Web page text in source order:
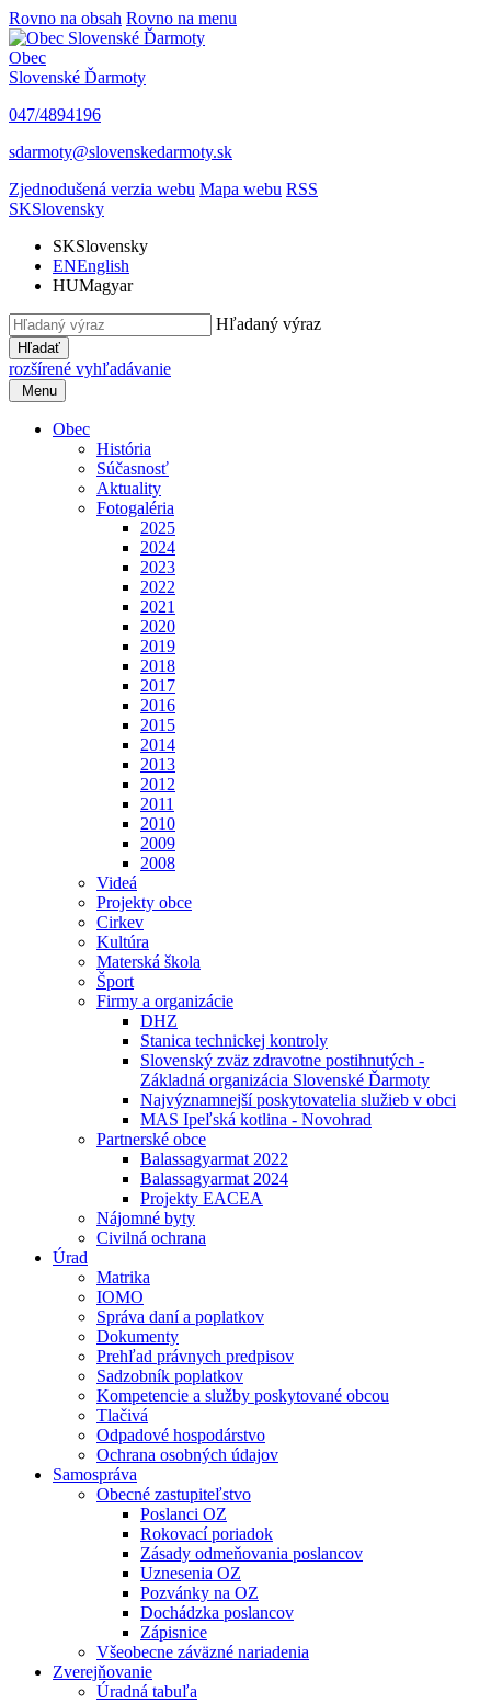
Rovno na obsah Rovno na menu
Obec
Slovenské Ďarmoty
047/4894196
sdarmoty@slovenskedarmoty.sk
Zjednodušená verzia webu Mapa webu RSS
SKSlovensky
SKSlovensky
ENEnglish
HUMagyar
Hľadaný výraz
Hľadať
rozšírené vyhľadávanie
Menu
Obec
História
Súčasnosť
Aktuality
Fotogaléria
2025
2024
2023
2022
2021
2020
2019
2018
2017
2016
2015
2014
2013
2012
2011
2010
2009
2008
Videá
Projekty obce
Cirkev
Kultúra
Materská škola
Šport
Firmy a organizácie
DHZ
Stanica technickej kontroly
Slovenský zväz zdravotne postihnutých -
Základná organizácia Slovenské Ďarmoty
Najvýznamnejší poskytovatelia služieb v obci
MAS Ipeľská kotlina - Novohrad
Partnerské obce
Balassagyarmat 2022
Balassagyarmat 2024
Projekty EACEA
Nájomné byty
Civilná ochrana
Úrad
Matrika
IOMO
Správa daní a poplatkov
Dokumenty
Prehľad právnych predpisov
Sadzobník poplatkov
Kompetencie a služby poskytované obcou
Tlačivá
Odpadové hospodárstvo
Ochrana osobných údajov
Samospráva
Obecné zastupiteľstvo
Poslanci OZ
Rokovací poriadok
Zásady odmeňovania poslancov
Uznesenia OZ
Pozvánky na OZ
Dochádzka poslancov
Zápisnice
Všeobecne záväzné nariadenia
Zverejňovanie
Úradná tabuľa